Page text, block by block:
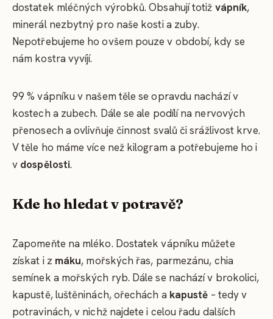
dostatek mléčných výrobků. Obsahují totiž vápník,
minerál nezbytný pro naše kosti a zuby.
Nepotřebujeme ho ovšem pouze v období, kdy se
nám kostra vyvíjí.
99 % vápníku v našem těle se opravdu nachází v
kostech a zubech. Dále se ale podílí na nervových
přenosech a ovlivňuje činnost svalů či srážlivost krve.
V těle ho máme více než kilogram a potřebujeme ho i
v dospělosti.
Kde ho hledat v potravě?
Zapomeňte na mléko. Dostatek vápníku můžete
získat i z máku, mořských řas, parmezánu, chia
semínek a mořských ryb. Dále se nachází v brokolici,
kapustě, luštěninách, ořechách a kapustě – tedy v
potravinách, v nichž najdete i celou řadu dalších